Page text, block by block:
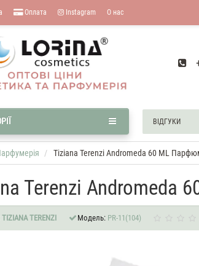
Оплата Instagram О нас
ВІДГУКИ
Tiziana Terenzi Andromeda 60 ML
Terenzi Andromeda
TIZIANA TERENZI Модель: PR-11(104)